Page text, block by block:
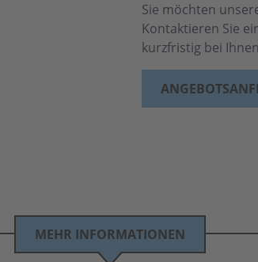
Sie möchten
Kontaktieren Sie
kurzfristig bei
MEHR INFORMATIONEN